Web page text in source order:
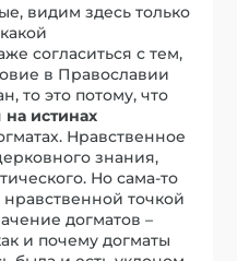
видим здесь только
согласиться с тем,
в Православии
то это потому, что
на истинах
Нравственное
знания,
Но сама-то
точкой
догматов –
и почему догматы